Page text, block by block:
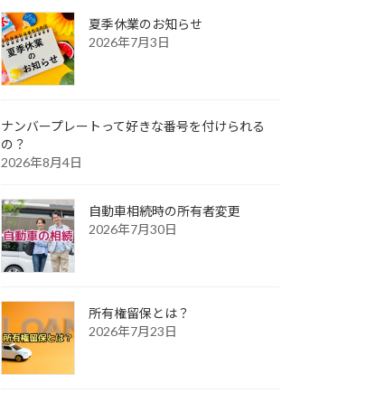
夏季休業のお知らせ
2026年7月3日
ナンバープレートって好きな番号を付けられる
の？
2026年8月4日
自動車相続時の所有者変更
2026年7月30日
所有権留保とは？
2026年7月23日